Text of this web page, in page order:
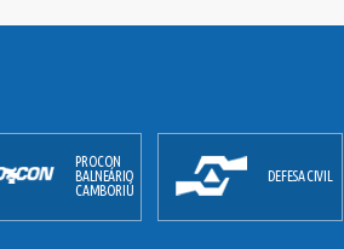
PROCON
BALNEÁRIO
CAMBORIÚ
DEFESA CIVIL